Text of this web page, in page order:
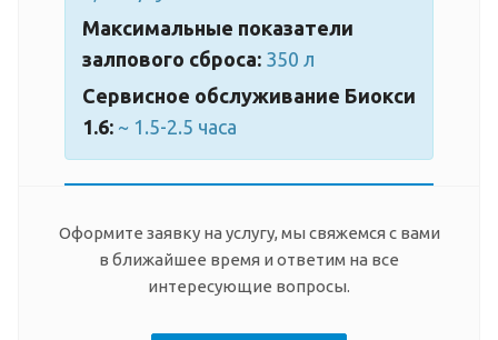
Максимальные показатели
залпового сброса: 350 л
Сервисное обслуживание Биокси
1.6: ~ 1.5-2.5 часа
Оформите заявку на услугу, мы свяжемся с вами
в ближайшее время и ответим на все
интересующие вопросы.